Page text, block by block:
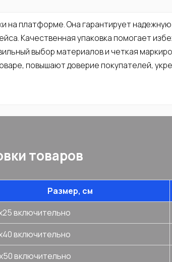
платформе. Она гарантирует надежную
Качественная упаковка помогает
выбор материалов и четкая
повышают доверие покупателей,
товаров
Размер, см
включительно
включительно
включительно